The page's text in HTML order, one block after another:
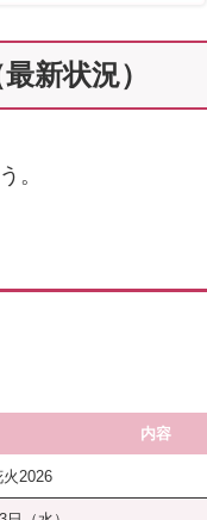
新状況）
。
内容
2026